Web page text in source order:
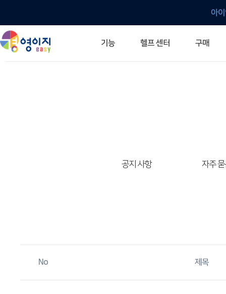
아
기능 헬프 센터 구매
공지 사항 자주
No 제목